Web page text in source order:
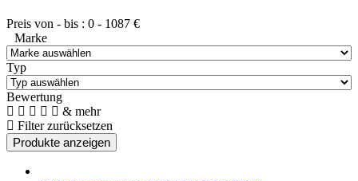
Preis von - bis : 0 - 1087 €
Marke
Typ
Bewertung
& mehr
Filter zurücksetzen